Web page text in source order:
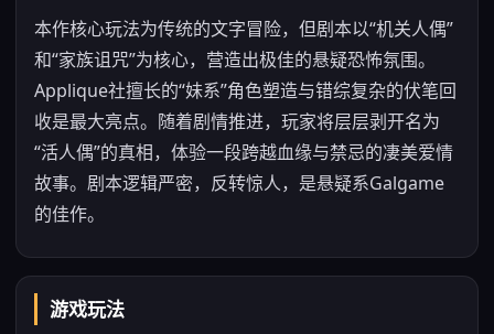
本作核心玩法为传统的文字冒险，但剧本以“机关人偶”
和“家族诅咒”为核心，营造出极佳的悬疑恐怖氛围。
Applique社擅长的“妹系”角色塑造与错综复杂的伏笔回
收是最大亮点。随着剧情推进，玩家将层层剥开名为
“活人偶”的真相，体验一段跨越血缘与禁忌的凄美爱情
故事。剧本逻辑严密，反转惊人，是悬疑系Galgame
的佳作。
游戏玩法